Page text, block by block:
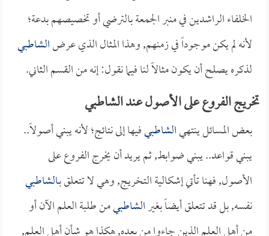
الخلفاء الراشدين في منبر الجمعة بالترضي أو تخصيصهم بدعة؛
لأنه لم يكن موجوداً في زمنهم, وهذا المثال الذي عرضالشاطبي
لذكره يصلح أن يكون مثالاً لنا فيما نقول: إنه من القسم الثاني.
تخريج الفروع على الأصول عند الشاطبي
بعض المسائل ينتهيالشاطبيفيها إلى نتائج؛ لأنه يبني أصولاً..
يبني قواعد.. يبني ضوابط, ثم يريد أن يخرج الفروع على
الأصول, فهنا تأتي إشكالية التخريج, وهي لا تتعلق بـالشاطبي
نفسه, بل قد تتعلق أيضاً بغيرالشاطبيمن طلبة العلم الآن أو